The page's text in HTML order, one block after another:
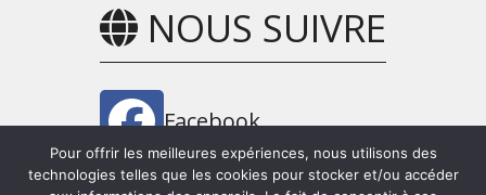
NOUS SUIVRE
Facebook
Pour offrir les meilleures expériences, nous utilisons des
technologies telles que les cookies pour stocker et/ou accéder